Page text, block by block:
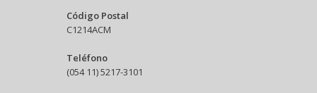
Código Postal
C1214ACM
Teléfono
(054 11) 5217-3101